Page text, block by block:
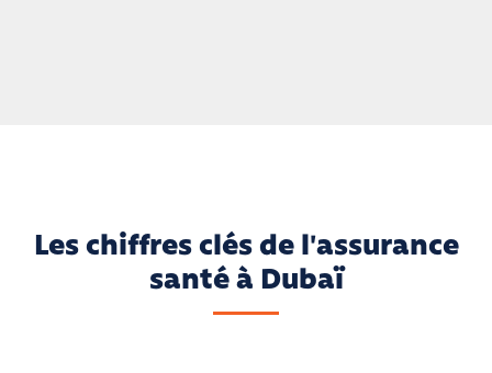
Les chiffres clés de l'assurance
santé à Dubaï